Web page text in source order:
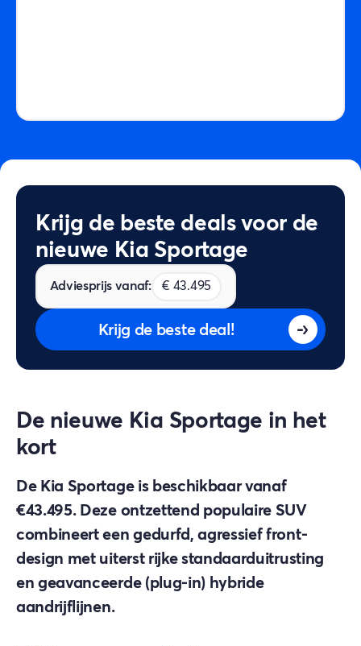
De nieuwe Kia Sportage in het
kort
De Kia Sportage is beschikbaar vanaf
€43.495. Deze ontzettend populaire SUV
combineert een gedurfd, agressief front-
design met uiterst rijke standaarduitrusting
en geavanceerde (plug-in) hybride
aandrijflijnen.
Krijg de beste deals voor de
nieuwe Kia Sportage
Adviesprijs vanaf: € 43.495
Krijg de beste deal!